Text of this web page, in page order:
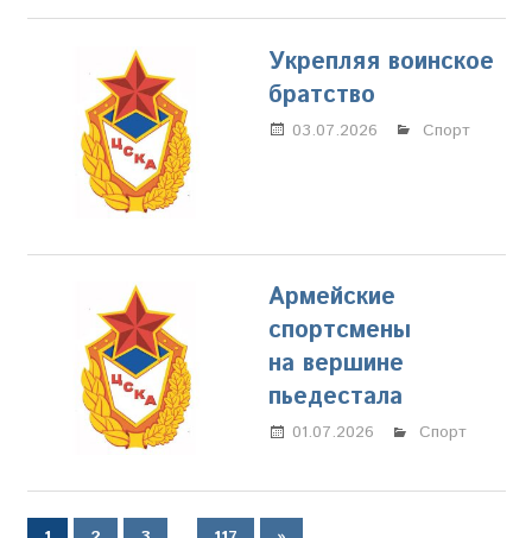
Укрепляя воинское
братство
03.07.2026
Настя
Спорт
Армейские
спортсмены
на вершине
пьедестала
01.07.2026
Марина
Спорт